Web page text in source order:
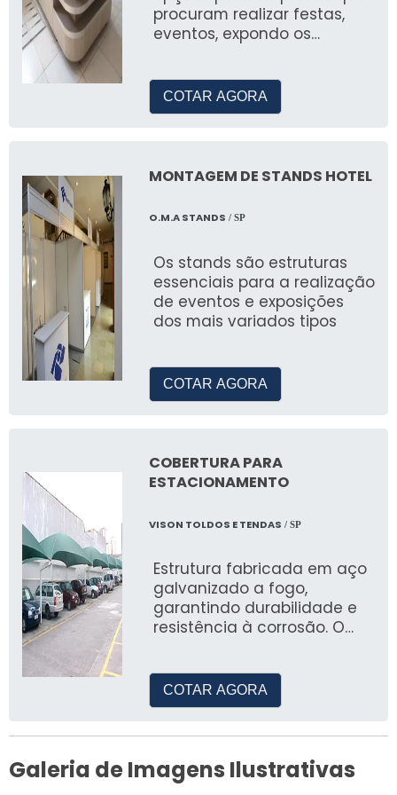
tendas e toldos para alugar, com soluções
personalizadas para atender todas as suas
necessidades.
procuram realizar festas,
eventos, expondo os
opç&ot
COTAR AGORA
MONTAGEM DE STANDS HOTEL
O.M.A STANDS / SP
Os stands são estruturas
essenciais para a realização
de eventos e exposições
dos mais variados tipos
COTAR AGORA
COBERTURA PARA
ESTACIONAMENTO
VISON TOLDOS E TENDAS / SP
Estrutura fabricada em aço
galvanizado a fogo,
garantindo durabilidade e
resistência à corrosão. O
proporcionando um
acabamento de alta
Essa combinação resulta
em soluções robustas de
COTAR AGORA
Galeria de Imagens Ilustrativas